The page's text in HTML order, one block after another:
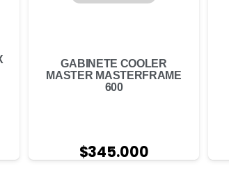
GABINETE COOLER
MASTER MASTERFRAME
600
$345.000